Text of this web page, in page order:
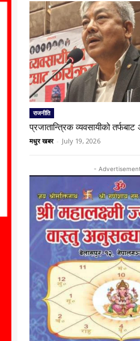
राजनीति
प्रजातान्त्रिक व्यवसायीको
मधुर खबर - July 19, 2026
-